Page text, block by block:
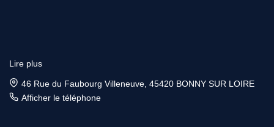
Lire plus
46 Rue du Faubourg Villeneuve, 45420 BONNY SUR LOIRE
Afficher le téléphone